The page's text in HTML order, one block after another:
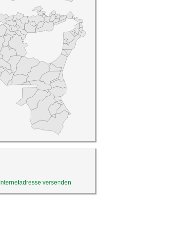
Internetadresse versenden